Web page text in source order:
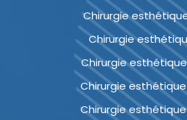
Chirurgie
Chirurgie
Chirurgie
Chirurgie
Chirurgie